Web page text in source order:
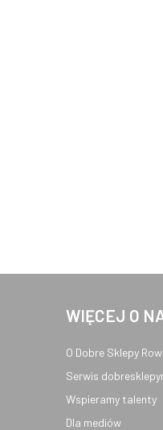
WIĘCEJ O
O Dobre Sklepy
Serwis
Wspieramy talenty
Dla mediów